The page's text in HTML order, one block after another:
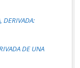
DERIVADA:
DE UNA